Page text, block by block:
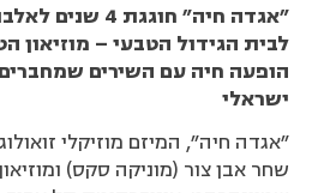
"
אגדה חיה" חוגגת
לבית הגידול הטבעי – מוזיאון
הופעה חיה עם השירים שמחברים
ישראלי
"אגדה חיה", המיזם מוזיקלי
שחר אבן צור (מוניקה סקס)